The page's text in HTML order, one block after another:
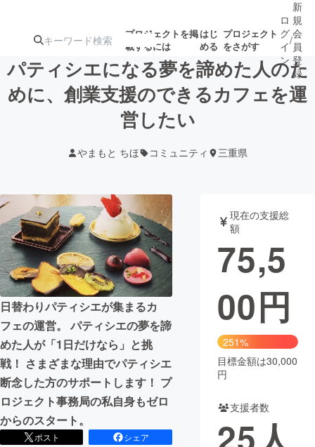
プロジェクトを掲
載するには
はじ
める
プロジェクト
をさがす
注目の新着プロ募集終了が近いプ
テクノロジー・ガジェット
映像・映画 書籍・雑誌
ビジネス・起業 チャレンジ
まちづくり・地域活性化
CAMPFIRE for Social Good CAMPFIRE Creation
CAMPFIREふるさと納税machi-ya コミュニティ
ロ
グ
イ
ン
/
新
規
会
員
登
録
パティシエになる夢を諦めた人のた
めに、創業支援のできるカフェを運
営したい
やまもと ちほ コミュニティ 三重県
日替わりパティシエが集まるカ
フェの運営。 パティシエの夢を諦
めた人が「1日だけなら」と挑
戦！ さまざまな理由でパティシエ
断念した方のサポートします！ プ
ロジェクト事務局の私自身もゼロ
からのスタート。
ポスト
シェア
現在の支援総
額
75,5
00円
251%
目標金額は30,000
円
支援者数